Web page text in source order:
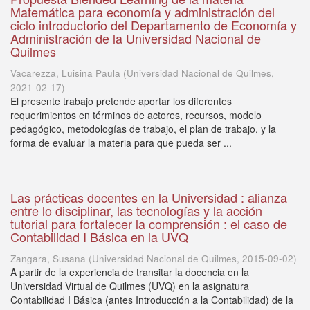
Matemática para economía y administración del
ciclo introductorio del Departamento de Economía y
Administración de la Universidad Nacional de
Quilmes
Vacarezza, Luisina Paula (Universidad Nacional de Quilmes,
2021-02-17)
El presente trabajo pretende aportar los diferentes
requerimientos en términos de actores, recursos, modelo
pedagógico, metodologías de trabajo, el plan de trabajo, y la
forma de evaluar la materia para que pueda ser ...
Las prácticas docentes en la Universidad : alianza
entre lo disciplinar, las tecnologías y la acción
tutorial para fortalecer la comprensión : el caso de
Contabilidad I Básica en la UVQ
Zangara, Susana (Universidad Nacional de Quilmes, 2015-09-02)
A partir de la experiencia de transitar la docencia en la
Universidad Virtual de Quilmes (UVQ) en la asignatura
Contabilidad I Básica (antes Introducción a la Contabilidad) de la